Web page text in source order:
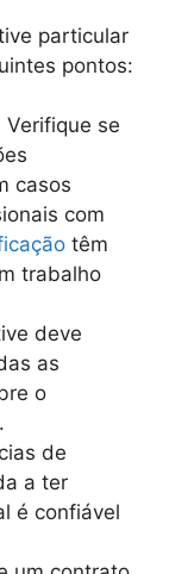
particular
pontos:
Verifique se
casos
com
têm
trabalho
deve
as
o
de
a ter
é confiável